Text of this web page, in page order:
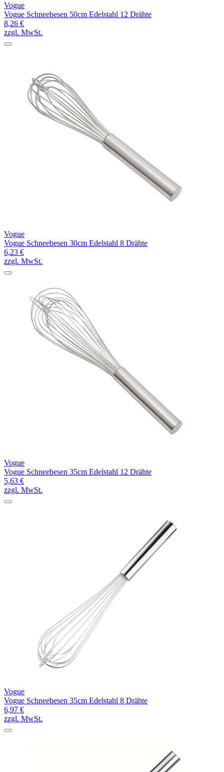
Vogue
Vogue Schneebesen 50cm Edelstahl 12 Drähte
8,26 €
zzgl. MwSt.
Vogue
Vogue Schneebesen 30cm Edelstahl 8 Drähte
6,23 €
zzgl. MwSt.
Vogue
Vogue Schneebesen 35cm Edelstahl 12 Drähte
5,63 €
zzgl. MwSt.
Vogue
Vogue Schneebesen 35cm Edelstahl 8 Drähte
6,97 €
zzgl. MwSt.